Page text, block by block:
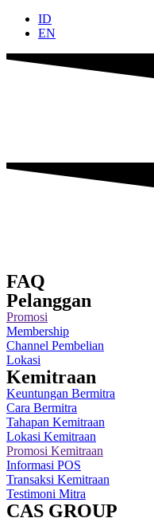
ID
EN
FAQ
Pelanggan
Promosi
Membership
Channel Pembelian
Lokasi
Kemitraan
Keuntungan Bermitra
Cara Bermitra
Tahapan Kemitraan
Lokasi Kemitraan
Promosi Kemitraan
Informasi POS
Transaksi Kemitraan
Testimoni Mitra
CAS GROUP